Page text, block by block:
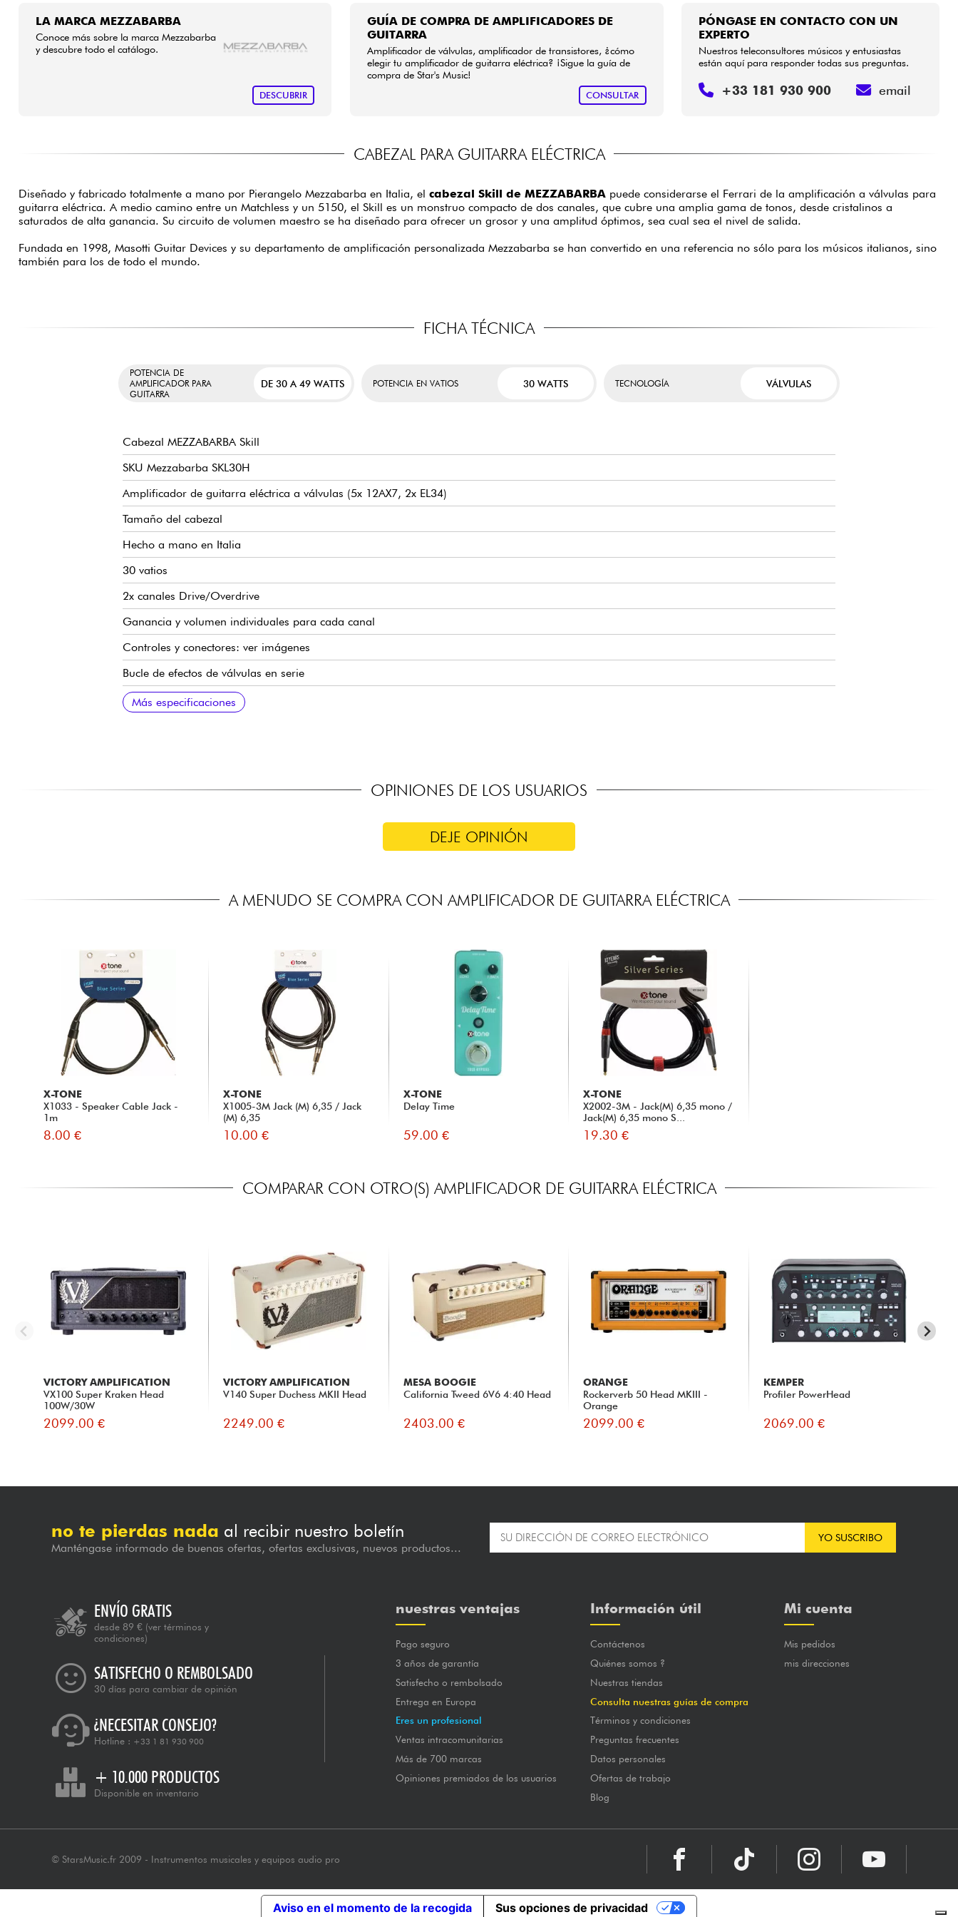
LA MARCA MEZZABARBA
Conoce más sobre la marca Mezzabarba
y descubre todo el catálogo.
DESCUBRIR
GUÍA DE COMPRA DE AMPLIFICADORES DE
GUITARRA
Amplificador de válvulas, amplificador de transistores, ¿cómo
elegir tu amplificador de guitarra eléctrica? ¡Sigue la guía de
compra de Star's Music!
CONSULTAR
PÓNGASE EN CONTACTO CON UN
EXPERTO
Nuestros teleconsultores músicos y entusiastas
están aquí para responder todas sus preguntas.
+33 181 930 900 email
CABEZAL PARA GUITARRA ELÉCTRICA
Diseñado y fabricado totalmente a mano por Pierangelo Mezzabarba en Italia, el cabezal Skill de MEZZABARBApuede considerarse el Ferrari de la amplificación a válvulas para
guitarra eléctrica. A medio camino entre un Matchless y un 5150, el Skill es un monstruo compacto de dos canales, que cubre una amplia gama de tonos, desde cristalinos a
saturados de alta ganancia. Su circuito de volumen maestro se ha diseñado para ofrecer un grosor y una amplitud óptimos, sea cual sea el nivel de salida.
Fundada en 1998, Masotti Guitar Devices y su departamento de amplificación personalizada Mezzabarba se han convertido en una referencia no sólo para los músicos italianos, sino
también para los de todo el mundo.
FICHA TÉCNICA
POTENCIA DE
AMPLIFICADOR PARA
GUITARRA
DE 30 A 49 WATTS POTENCIA EN VATIOS 30 WATTS TECNOLOGÍA VÁLVULAS
Cabezal MEZZABARBA Skill
SKU Mezzabarba SKL30H
Amplificador de guitarra eléctrica a válvulas (5x 12AX7, 2x EL34)
Tamaño del cabezal
Hecho a mano en Italia
30 vatios
2x canales Drive/Overdrive
Ganancia y volumen individuales para cada canal
Controles y conectores: ver imágenes
Bucle de efectos de válvulas en serie
Transformadores personalizados Oroni
445 x 240 x 215 mm
11,5 Kg
Manual en inglés: https://www.mezzabarba.com/wp-content/uploads/2022/02/Skill-Mezzabarba-v4_0-ENG_nomidi.pdf
Más especificaciones
OPINIONES DE LOS USUARIOS
DEJE OPINIÓN
A MENUDO SE COMPRA CON AMPLIFICADOR DE GUITARRA ELÉCTRICA
X-TONE
X1033 - Speaker Cable Jack -
1m
8.00 €
X-TONE
X1005-3M Jack (M) 6,35 / Jack
(M) 6,35
10.00 €
X-TONE
Delay Time
59.00 €
X-TONE
X2002-3M - Jack(M) 6,35 mono /
Jack(M) 6,35 mono S...
19.30 €
COMPARAR CON OTRO(S) AMPLIFICADOR DE GUITARRA ELÉCTRICA
VICTORY AMPLIFICATION
VX100 Super Kraken Head
100W/30W
2099.00 €
VICTORY AMPLIFICATION
V140 Super Duchess MKII Head
2249.00 €
MESA BOOGIE
California Tweed 6V6 4:40 Head
2403.00 €
ORANGE
Rockerverb 50 Head MKIII -
Orange
2099.00 €
KEMPER
Profiler PowerHead
2069.00 €
no te pierdas nada al recibir nuestro boletín
Manténgase informado de buenas ofertas, ofertas exclusivas, nuevos productos...
YO SUSCRIBO
ENVÍO GRATIS
desde 89 € (ver términos y
condiciones)
SATISFECHO O REMBOLSADO
30 días para cambiar de opinión
¿NECESITAR CONSEJO?
Hotline : +33 1 81 930 900
+ 10.000 PRODUCTOS
Disponible en inventario
nuestras ventajas
Pago seguro
3 años de garantía
Satisfecho o rembolsado
Entrega en Europa
Eres un profesional
Ventas intracomunitarias
Más de 700 marcas
Opiniones premiados de los usuarios
Información útil
Contáctenos
Quiénes somos ?
Nuestras tiendas
Consulta nuestras guías de compra
Términos y condiciones
Preguntas frecuentes
Datos personales
Ofertas de trabajo
Blog
Mi cuenta
Mis pedidos
mis direcciones
© StarsMusic.fr 2009 - Instrumentos musicales y equipos audio pro
Aviso en el momento de la recogida Sus opciones de privacidad